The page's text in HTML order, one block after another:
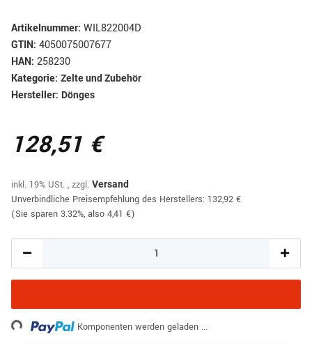
Artikelnummer: WIL822004D
GTIN: 4050075007677
HAN: 258230
Kategorie: Zelte und Zubehör
Hersteller: Dönges
128,51 €
inkl. 19% USt. , zzgl. Versand
Unverbindliche Preisempfehlung des Herstellers: 132,92 €
(Sie sparen 3.32%, also 4,41 €)
Komponenten werden geladen ...